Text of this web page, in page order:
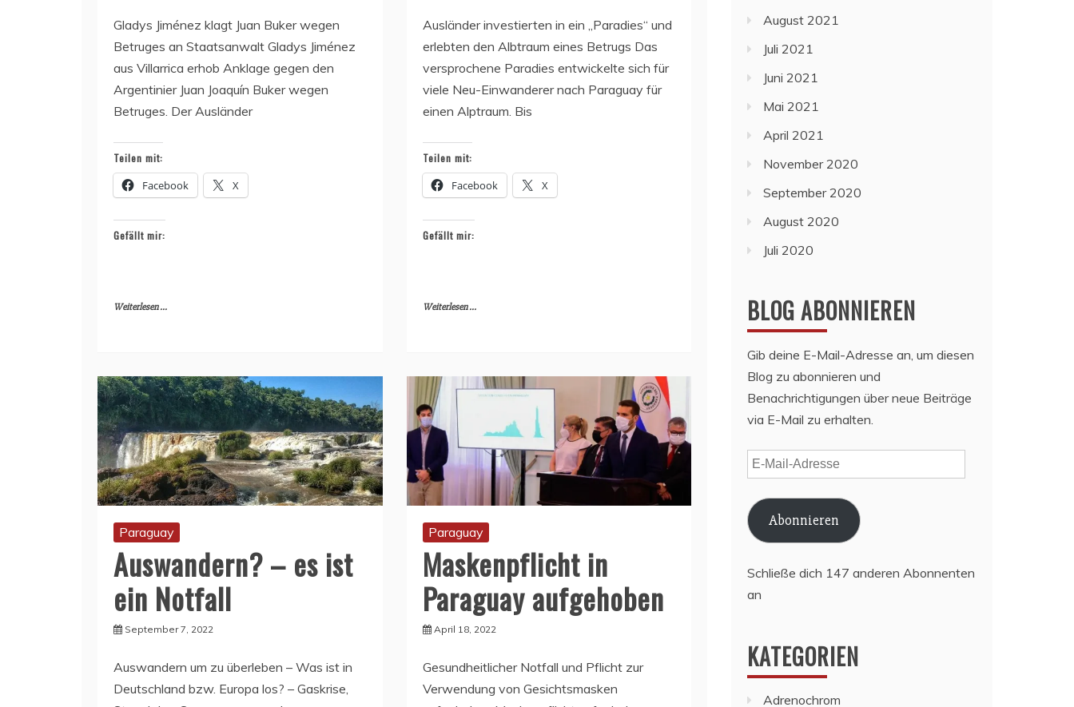
Gladys Jiménez klagt Juan Buker wegen
Betruges an Staatsanwalt Gladys Jiménez
aus Villarrica erhob Anklage gegen den
Argentinier Juan Joaquín Buker wegen
Betruges. Der Ausländer
Teilen mit:
Facebook X
Gefällt mir:
Weiterlesen ...
Ausländer investierten in ein „Paradies“ und
erlebten den Albtraum eines Betrugs Das
versprochene Paradies entwickelte sich für
viele Neu-Einwanderer nach Paraguay für
einen Alptraum. Bis
Teilen mit:
Facebook X
Gefällt mir:
Weiterlesen ...
Paraguay
Auswandern? – es ist
ein Notfall
September 7, 2022
Auswandern um zu überleben – Was ist in
Deutschland bzw. Europa los? – Gaskrise,
Paraguay
Maskenpflicht in
Paraguay aufgehoben
April 18, 2022
Gesundheitlicher Notfall und Pflicht zur
Verwendung von Gesichtsmasken
August 2021
Juli 2021
Juni 2021
Mai 2021
April 2021
November 2020
September 2020
August 2020
Juli 2020
BLOG ABONNIEREN
Gib deine E-Mail-Adresse an, um diesen
Blog zu abonnieren und
Benachrichtigungen über neue Beiträge
via E-Mail zu erhalten.
E-
Mail-
Adresse
Abonnieren
Schließe dich 147 anderen Abonnenten
an
KATEGORIEN
Adrenochrom